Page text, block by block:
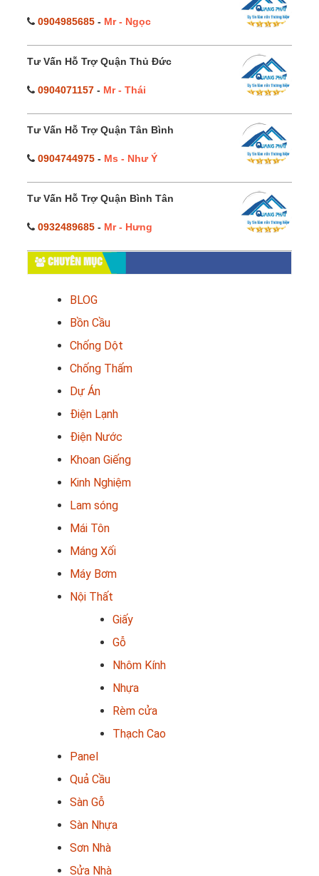
0904985685 - Mr - Ngọc
Tư Vấn Hỗ Trợ Quận Thủ Đức
0904071157 - Mr - Thái
Tư Vấn Hỗ Trợ Quận Tân Bình
0904744975 - Ms - Như Ý
Tư Vấn Hỗ Trợ Quận Bình Tân
0932489685 - Mr - Hưng
CHUYÊN MỤC
BLOG
Bồn Cầu
Chống Dột
Chống Thấm
Dự Án
Điện Lạnh
Điện Nước
Khoan Giếng
Kinh Nghiệm
Lam sóng
Mái Tôn
Máng Xối
Máy Bơm
Nội Thất
Giấy
Gỗ
Nhôm Kính
Nhựa
Rèm cửa
Thạch Cao
Panel
Quả Cầu
Sàn Gỗ
Sàn Nhựa
Sơn Nhà
Sửa Nhà